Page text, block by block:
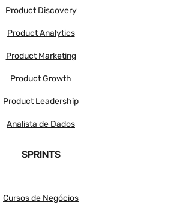
Product Discovery
Product Analytics
Product Marketing
Product Growth
Product Leadership
Analista de Dados
SPRINTS
Cursos de Negócios